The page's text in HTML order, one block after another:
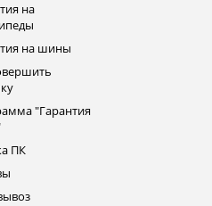
на
на шины
"Гарантия
ПК